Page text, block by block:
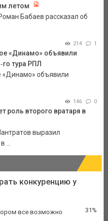
летом
Бабаев рассказал об
214 1
«Динамо» объявили
тура РПЛ
«Динамо» объявили
146 0
роль второго вратаря в
выразил
...
конкуренцию у
все возможно
31%